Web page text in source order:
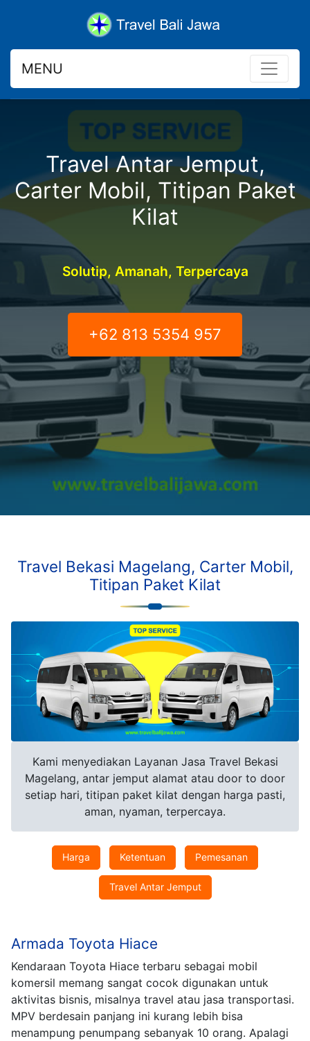
MENU
Travel Antar Jemput,
Carter Mobil, Titipan Paket
Kilat
Solutip, Amanah, Terpercaya
+62 813 5354 957
Travel Bekasi Magelang, Carter Mobil,
Titipan Paket Kilat
Kami menyediakan Layanan Jasa Travel Bekasi
Magelang, antar jemput alamat atau door to door
setiap hari, titipan paket kilat dengan harga pasti,
aman, nyaman, terpercaya.
Harga Ketentuan Pemesanan
Travel Antar Jemput
Armada Toyota Hiace
Kendaraan Toyota Hiace terbaru sebagai mobil
komersil memang sangat cocok digunakan untuk
aktivitas bisnis, misalnya travel atau jasa transportasi.
MPV berdesain panjang ini kurang lebih bisa
menampung penumpang sebanyak 10 orang. Apalagi